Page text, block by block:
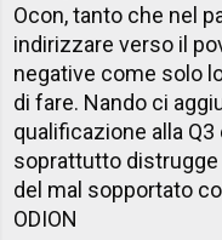
Ocon, tanto che nel
indirizzare verso il
negative come solo
di fare. Nando ci
qualificazione alla
soprattutto
del mal sopportato
ODION